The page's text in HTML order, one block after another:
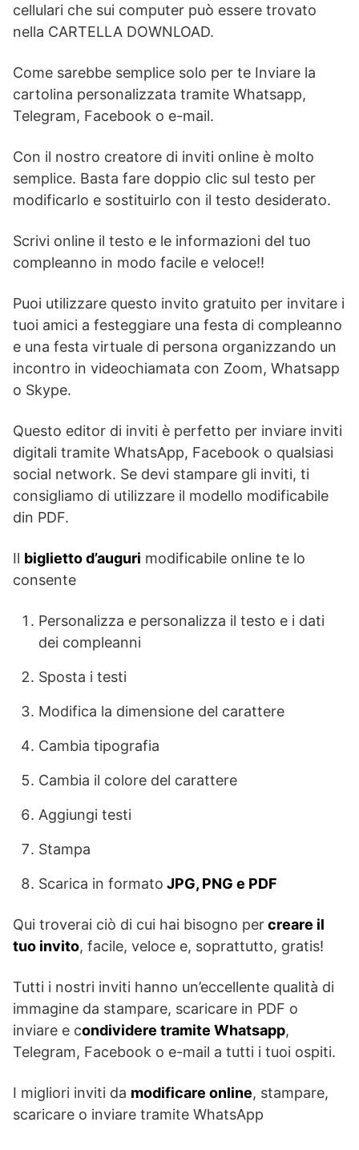
cellulari che sui computer può essere trovato
nella CARTELLA DOWNLOAD.
Come sarebbe semplice solo per te Inviare la
cartolina personalizzata tramite Whatsapp,
Telegram, Facebook o e-mail.
Con il nostro creatore di inviti online è molto
semplice. Basta fare doppio clic sul testo per
modificarlo e sostituirlo con il testo desiderato.
Scrivi online il testo e le informazioni del tuo
compleanno in modo facile e veloce!!
Puoi utilizzare questo invito gratuito per invitare i
tuoi amici a festeggiare una festa di compleanno
e una festa virtuale di persona organizzando un
incontro in videochiamata con Zoom, Whatsapp
o Skype.
Questo editor di inviti è perfetto per inviare inviti
digitali tramite WhatsApp, Facebook o qualsiasi
social network. Se devi stampare gli inviti, ti
consigliamo di utilizzare il modello modificabile
din PDF.
Il biglietto d’auguri modificabile online te lo
consente
Personalizza e personalizza il testo e i dati
dei compleanni
Sposta i testi
Modifica la dimensione del carattere
Cambia tipografia
Cambia il colore del carattere
Aggiungi testi
Stampa
Scarica in formato JPG, PNG e PDF
Qui troverai ciò di cui hai bisogno percreare il
tuo invito, facile, veloce e, soprattutto, gratis!
Tutti i nostri inviti hanno un’eccellente qualità di
immagine da stampare, scaricare in PDF o
inviare e condividere tramite Whatsapp,
Telegram, Facebook o e-mail a tutti i tuoi ospiti.
I migliori inviti da modificare online, stampare,
scaricare o inviare tramite WhatsApp